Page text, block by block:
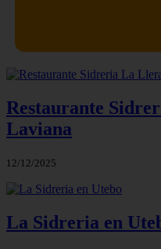
Restaurante
Laviana
12/12/2025
La Sidreria en